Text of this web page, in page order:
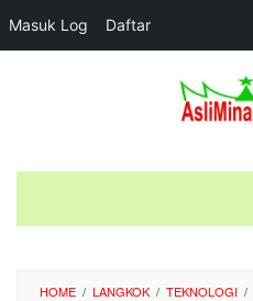
Masuk Log Daftar
HOME / LANGKOK / TEKNOLOGI /